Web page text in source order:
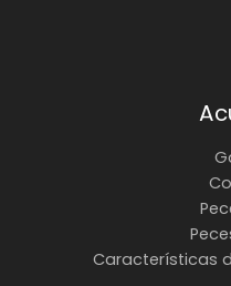
Características